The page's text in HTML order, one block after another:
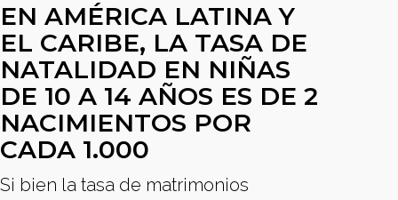
EN AMÉRICA LATINA Y
EL CARIBE, LA TASA DE
NATALIDAD EN NIÑAS
DE 10 A 14 AÑOS ES DE 2
NACIMIENTOS POR
CADA 1.000
Si bien la tasa de matrimonios